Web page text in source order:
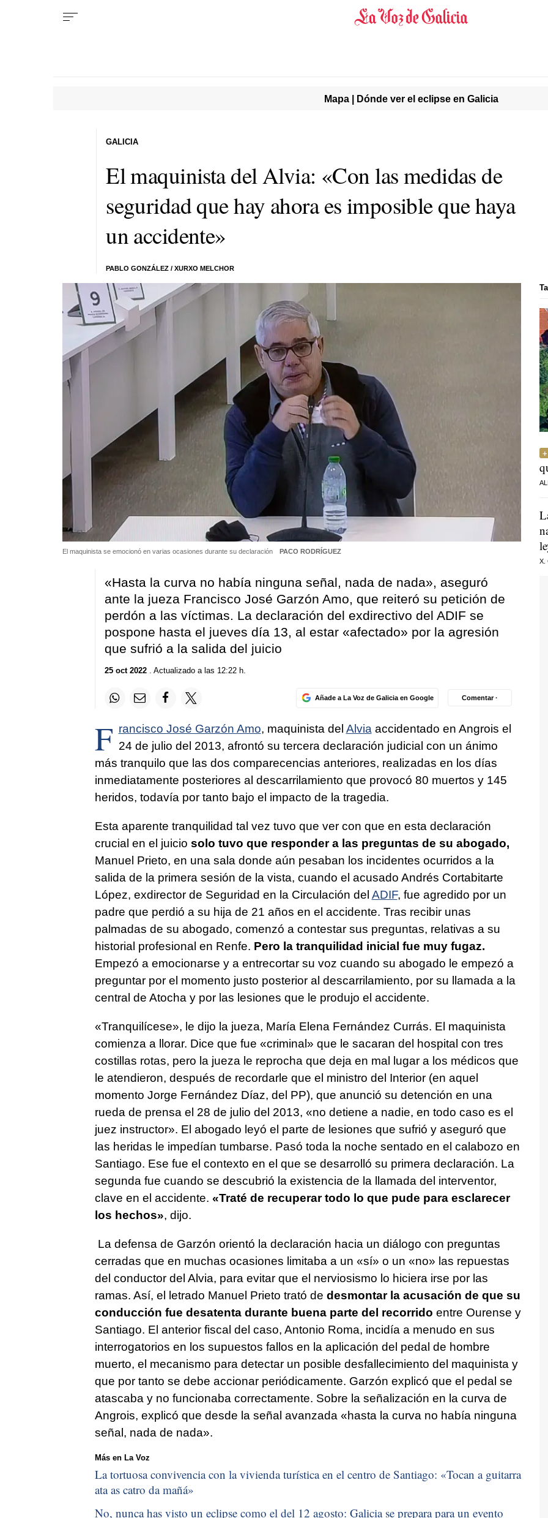
Mapa | Dónde ver el eclipse en Galicia
El maquinista del Alvia: «Con las medidas de
seguridad que hay ahora es imposible que haya
un accidente»
PABLO GONZÁLEZ /XURXO MELCHOR
GALICIA
El maquinista se emocionó en varias ocasiones durante su declaración PACO RODRÍGUEZ
«Hasta la curva no había ninguna señal, nada de nada», aseguró
ante la jueza Francisco José Garzón Amo, que reiteró su petición de
perdón a las víctimas. La declaración del exdirectivo del ADIF se
pospone hasta el jueves día 13, al estar «afectado» por la agresión
que sufrió a la salida del juicio
25 oct 2022. Actualizado a las 12:22 h.
Añade a La Voz de Galicia en Google Comentar ·
F rancisco José Garzón Amo, maquinista del Alvia accidentado en Angrois el
24 de julio del 2013, afrontó su tercera declaración judicial con un ánimo
más tranquilo que las dos comparecencias anteriores, realizadas en los días
inmediatamente posteriores al descarrilamiento que provocó 80 muertos y 145
heridos, todavía por tanto bajo el impacto de la tragedia.
Esta aparente tranquilidad tal vez tuvo que ver con que en esta declaración
crucial en el juicio solo tuvo que responder a las preguntas de su abogado,
Manuel Prieto, en una sala donde aún pesaban los incidentes ocurridos a la
salida de la primera sesión de la vista, cuando el acusado Andrés Cortabitarte
López, exdirector de Seguridad en la Circulación del ADIF, fue agredido por un
padre que perdió a su hija de 21 años en el accidente. Tras recibir unas
palmadas de su abogado, comenzó a contestar sus preguntas, relativas a su
historial profesional en Renfe. Pero la tranquilidad inicial fue muy fugaz.
Empezó a emocionarse y a entrecortar su voz cuando su abogado le empezó a
preguntar por el momento justo posterior al descarrilamiento, por su llamada a la
central de Atocha y por las lesiones que le produjo el accidente.
«Tranquilícese», le dijo la jueza, María Elena Fernández Currás. El maquinista
comienza a llorar. Dice que fue «criminal» que le sacaran del hospital con tres
costillas rotas, pero la jueza le reprocha que deja en mal lugar a los médicos que
le atendieron, después de recordarle que el ministro del Interior (en aquel
momento Jorge Fernández Díaz, del PP), que anunció su detención en una
rueda de prensa el 28 de julio del 2013, «no detiene a nadie, en todo caso es el
juez instructor». El abogado leyó el parte de lesiones que sufrió y aseguró que
las heridas le impedían tumbarse. Pasó toda la noche sentado en el calabozo en
Santiago. Ese fue el contexto en el que se desarrolló su primera declaración. La
segunda fue cuando se descubrió la existencia de la llamada del interventor,
clave en el accidente. «Traté de recuperar todo lo que pude para esclarecer
los hechos», dijo.
La defensa de Garzón orientó la declaración hacia un diálogo con preguntas
cerradas que en muchas ocasiones limitaba a un «sí» o un «no» las repuestas
del conductor del Alvia, para evitar que el nerviosismo lo hiciera irse por las
ramas. Así, el letrado Manuel Prieto trató de desmontar la acusación de que su
conducción fue desatenta durante buena parte del recorrido entre Ourense y
Santiago. El anterior fiscal del caso, Antonio Roma, incidía a menudo en sus
interrogatorios en los supuestos fallos en la aplicación del pedal de hombre
muerto, el mecanismo para detectar un posible desfallecimiento del maquinista y
que por tanto se debe accionar periódicamente. Garzón explicó que el pedal se
atascaba y no funcionaba correctamente. Sobre la señalización en la curva de
Angrois, explicó que desde la señal avanzada «hasta la curva no había ninguna
señal, nada de nada».
Más en La Voz
La tortuosa convivencia con la vivienda turística en el centro de Santiago: «Tocan a guitarra
ata as catro da mañá»
No, nunca has visto un eclipse como el del 12 agosto: Galicia se prepara para un evento
X.